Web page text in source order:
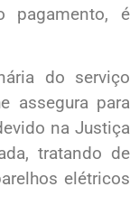
pagamento, é
do serviço
assegura para
na Justiça
tratando de
elétricos